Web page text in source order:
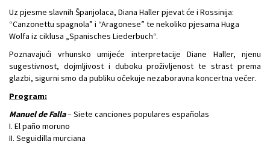
Uz pjesme slavnih Španjolaca, Diana Haller pjevat će i Rossinija:
“Canzonettu spagnola” i “Aragonese” te nekoliko pjesama Huga
Wolfa iz ciklusa „Spanisches Liederbuch“.
Poznavajući vrhunsko umijeće interpretacije Diane Haller, njenu
sugestivnost, dojmljivost i duboku proživljenost te strast prema
glazbi, sigurni smo da publiku očekuje nezaboravna koncertna večer.
Program:
Manuel de Falla– Siete canciones populares españolas
I. El paño moruno
II. Seguidilla murciana